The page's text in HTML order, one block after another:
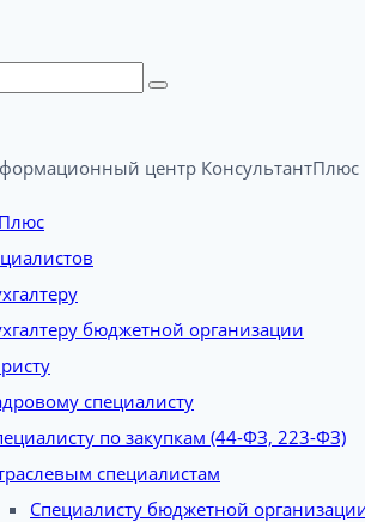
центр
бюджетной организации
специалисту
по закупкам (44-ФЗ, 223-ФЗ)
специалистам
Специалисту бюджетной